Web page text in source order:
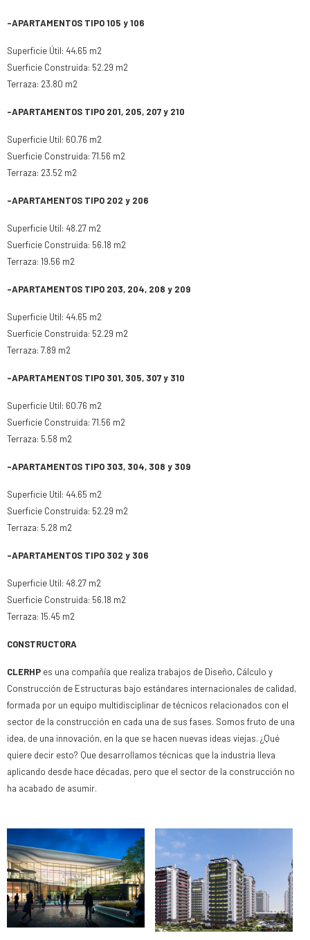
-APARTAMENTOS TIPO 105 y 106
Superficie Útil: 44.65 m2
Suerficie Construida: 52.29 m2
Terraza: 23.80 m2
-APARTAMENTOS TIPO 201, 205, 207 y 210
Superficie Util: 60.76 m2
Suerficie Construida: 71.56 m2
Terraza: 23.52 m2
-APARTAMENTOS TIPO 202 y 206
Superficie Util: 48.27 m2
Suerficie Construida: 56.18 m2
Terraza: 19.56 m2
-APARTAMENTOS TIPO 203, 204, 208 y 209
Superficie Util: 44.65 m2
Suerficie Construida: 52.29 m2
Terraza: 7.89 m2
-APARTAMENTOS TIPO 301, 305, 307 y 310
Superficie Util: 60.76 m2
Suerficie Construida: 71.56 m2
Terraza: 5.58 m2
-APARTAMENTOS TIPO 303, 304, 308 y 309
Superficie Util: 44.65 m2
Suerficie Construida: 52.29 m2
Terraza: 5.28 m2
-APARTAMENTOS TIPO 302 y 306
Superficie Util: 48.27 m2
Suerficie Construida: 56.18 m2
Terraza: 15.45 m2
CONSTRUCTORA
CLERHP es una compañía que realiza trabajos de Diseño, Cálculo y
Construcción de Estructuras bajo estándares internacionales de calidad,
formada por un equipo multidisciplinar de técnicos relacionados con el
sector de la construcción en cada una de sus fases. Somos fruto de una
idea, de una innovación, en la que se hacen nuevas ideas viejas. ¿Qué
quiere decir esto? Que desarrollamos técnicas que la industria lleva
aplicando desde hace décadas, pero que el sector de la construcción no
ha acabado de asumir.